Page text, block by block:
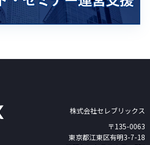
株式会社セレブリックス
〒135-0063
東京都江東区有明3-7-18